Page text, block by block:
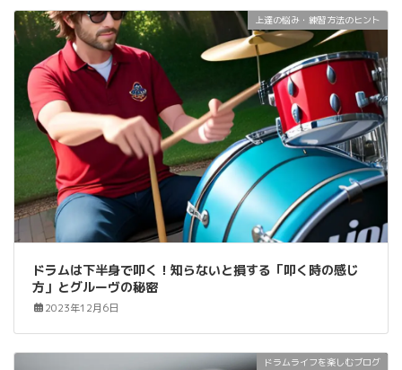
上達の悩み・練習方法のヒント
ドラムは下半身で叩く！知らないと損する「叩く時の感じ
方」とグルーヴの秘密
2023年12月6日
ドラムライフを楽しむブログ